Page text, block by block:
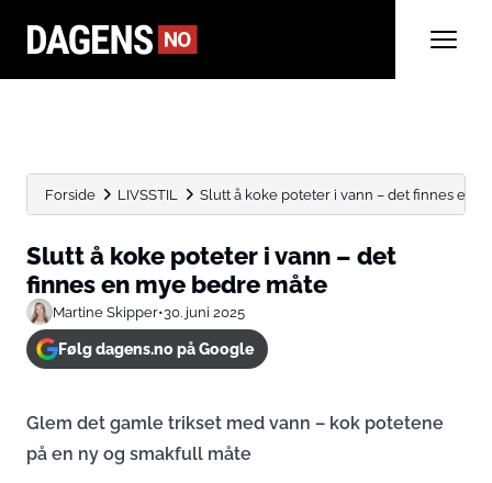
Forside LIVSSTIL Slutt å koke poteter i vann – det finnes en...
Slutt å koke poteter i vann – det
finnes en mye bedre måte
Martine Skipper•30. juni 2025
Følg dagens.no på Google
Glem det gamle trikset med vann – kok potetene
på en ny og smakfull måte